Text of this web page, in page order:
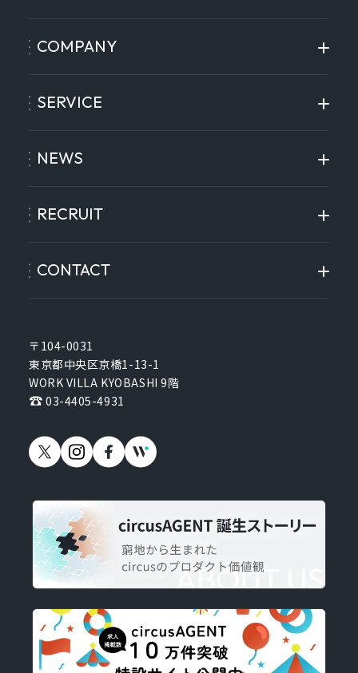
〒104-0031
東京都中央区京橋1-13-1
WORK VILLA KYOBASHI 9階
03-4405-4931
COMPANY
SERVICE
NEWS
RECRUIT
CONTACT